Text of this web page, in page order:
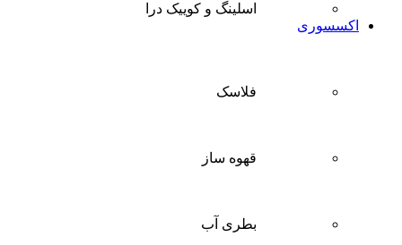
اسلینگ و کوییک درا
اکسسوری
فلاسک
قهوه ساز
بطری آب